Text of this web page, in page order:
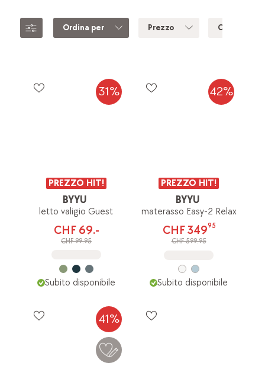
Ordina per Prezzo Colore
31%
PREZZO HIT!
BYYU
letto valigio Guest
CHF 69.-
CHF 99.95
Subito disponibile
42%
PREZZO HIT!
BYYU
materasso Easy-2 Relax
CHF 34995
CHF 599.95
Subito disponibile
41%